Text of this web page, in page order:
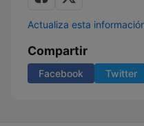
Actualiza esta
Compartir
Facebook Twitter